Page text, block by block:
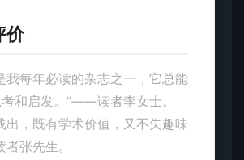
价
我每年必读的杂志之一，它总能
和启发。”——读者李女士。
出，既有学术价值，又不失趣味
张先生。